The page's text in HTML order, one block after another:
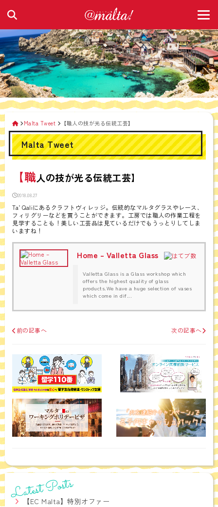
Malta Tweet 【職人の技が光る伝統工芸】
Malta Tweet
【職人の技が光る伝統工芸】
2018.08.27
Ta’ Qaliにあるクラフトヴィレッジ。伝統的なマルタグラスやレース、
フィリグリーなどを買うことができます。工房では職人の作業工程を
見学することも！美しい工芸品は見ているだけでもうっとりしてしま
いますね！
Home – Valletta Glass
Valletta Glass is a Glass workshop which
offers the highest quality of glass
products.We have a huge selection of vases
which come in dif...
前の記事へ 次の記事へ
Latest Posts
【EC Malta】特別オファー